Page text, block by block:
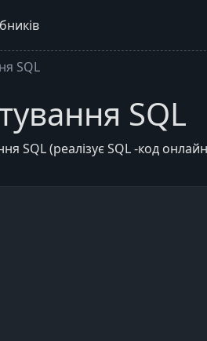
SQL
SQL
SQL (реалізує SQL -код